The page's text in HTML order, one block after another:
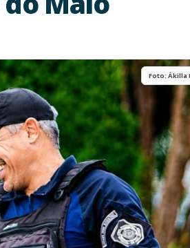
Municipais
Códigos
Municipais
Assistência
Meio Ambiente
Foto: Ákilla